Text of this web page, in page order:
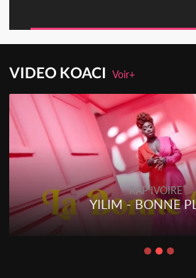
VIDEO KOACIVoir+
RAP IVOIRE
YILIM - BONNE